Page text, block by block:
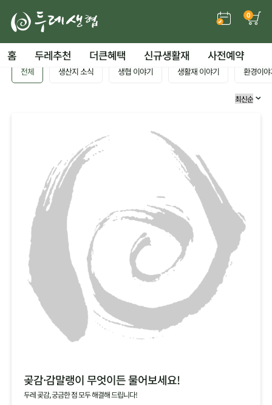
0
홈 두레추천 더큰혜택 신규생활재 사전예약
전체 생산지 소식 생협 이야기 생활재 이야기 환경이
곶감·감말랭이 무엇이든 물어보세요!
두레 곶감, 궁금한 점 모두 해결해 드립니다!